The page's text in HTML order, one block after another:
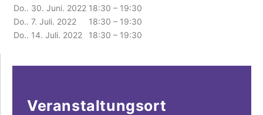
Do.. 30. Juni. 2022 18:30 – 19:30
Do.. 7. Juli. 2022
18:30 – 19:30
Do.. 14. Juli. 2022
18:30 – 19:30
Veranstaltungsort